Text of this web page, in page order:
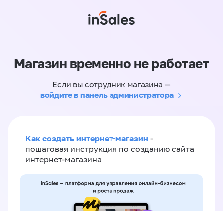
Магазин временно не работает
Если вы сотрудник магазина —
войдите в панель администратора
Как создать интернет-магазин -
пошаговая инструкция по созданию сайта
интернет-магазина